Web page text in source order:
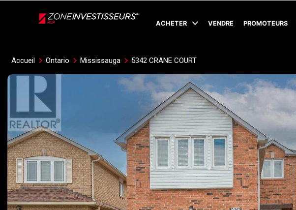
ACHETER VENDRE PROMOTEURS
Accueil Ontario Mississauga 5342 CRANE COURT